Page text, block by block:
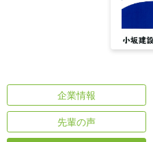
企業情報
先輩の声